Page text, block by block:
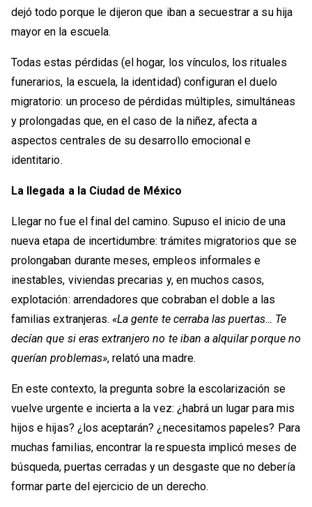
dejó todo porque le dijeron que iban a secuestrar a su hija
mayor en la escuela.
Todas estas pérdidas (el hogar, los vínculos, los rituales
funerarios, la escuela, la identidad) configuran el duelo
migratorio: un proceso de pérdidas múltiples, simultáneas
y prolongadas que, en el caso de la niñez, afecta a
aspectos centrales de su desarrollo emocional e
identitario.
La llegada a la Ciudad de México
Llegar no fue el final del camino. Supuso el inicio de una
nueva etapa de incertidumbre: trámites migratorios que se
prolongaban durante meses, empleos informales e
inestables, viviendas precarias y, en muchos casos,
explotación: arrendadores que cobraban el doble a las
familias extranjeras.«La gente te cerraba las puertas… Te
decían que si eras extranjero no te iban a alquilar porque no
querían problemas», relató una madre.
En este contexto, la pregunta sobre la escolarización se
vuelve urgente e incierta a la vez: ¿habrá un lugar para mis
hijos e hijas? ¿los aceptarán? ¿necesitamos papeles? Para
muchas familias, encontrar la respuesta implicó meses de
búsqueda, puertas cerradas y un desgaste que no debería
formar parte del ejercicio de un derecho.